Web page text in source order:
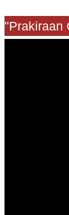
"Prakiraan